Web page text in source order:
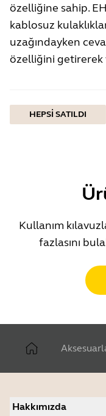
özelliğine sahip.
kablosuz
uzağındayken
özelliğini getirerek
HEPSI SATILDI
Kullanım
fazlasını
Hakkımızda